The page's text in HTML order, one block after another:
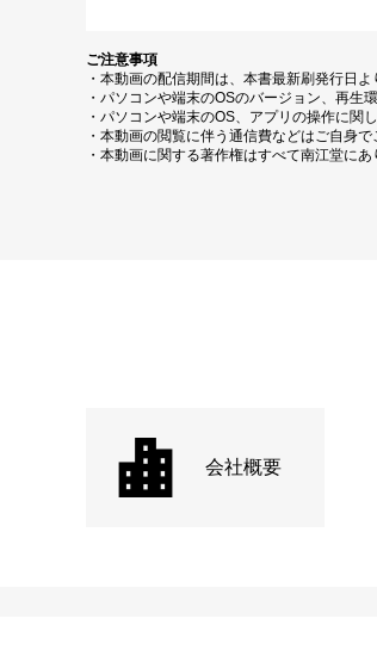
ご注意事項
・本動画の配信期間は、本書最新刷発行日
・パソコンや端末のOSのバージョン、再生
・パソコンや端末のOS、アプリの操作に関
・本動画の閲覧に伴う通信費などはご自身で
・本動画に関する著作権はすべて南江堂に
会社概要